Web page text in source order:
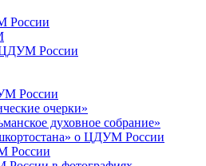
России
России
России
очерки»
духовное собрание»
о ЦДУМ России
России